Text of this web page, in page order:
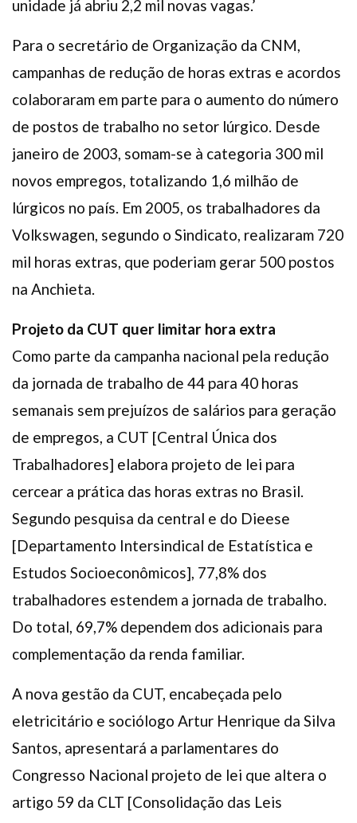
unidade já abriu 2,2 mil novas vagas.’
Para o secretário de Organização da CNM,
campanhas de redução de horas extras e acordos
colaboraram em parte para o aumento do número
de postos de trabalho no setor lúrgico. Desde
janeiro de 2003, somam-se à categoria 300 mil
novos empregos, totalizando 1,6 milhão de
lúrgicos no país. Em 2005, os trabalhadores da
Volkswagen, segundo o Sindicato, realizaram 720
mil horas extras, que poderiam gerar 500 postos
na Anchieta.
Projeto da CUT quer limitar hora extra
Como parte da campanha nacional pela redução
da jornada de trabalho de 44 para 40 horas
semanais sem prejuízos de salários para geração
de empregos, a CUT [Central Única dos
Trabalhadores] elabora projeto de lei para
cercear a prática das horas extras no Brasil.
Segundo pesquisa da central e do Dieese
[Departamento Intersindical de Estatística e
Estudos Socioeconômicos], 77,8% dos
trabalhadores estendem a jornada de trabalho.
Do total, 69,7% dependem dos adicionais para
complementação da renda familiar.
A nova gestão da CUT, encabeçada pelo
eletricitário e sociólogo Artur Henrique da Silva
Santos, apresentará a parlamentares do
Congresso Nacional projeto de lei que altera o
artigo 59 da CLT [Consolidação das Leis